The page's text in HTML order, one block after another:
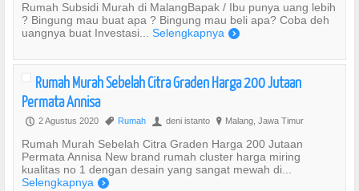
Rumah Subsidi Murah di MalangBapak / Ibu punya uang lebih
? Bingung mau buat apa ? Bingung mau beli apa? Coba deh
uangnya buat Investasi... Selengkapnya )
Rumah Murah Sebelah Citra Graden Harga 200 Jutaan
Permata Annisa
P 2 Agustus 2020 , Rumah U deni istanto ? Malang, Jawa Timur
Rumah Murah Sebelah Citra Graden Harga 200 Jutaan
Permata Annisa New brand rumah cluster harga miring
kualitas no 1 dengan desain yang sangat mewah di...
Selengkapnya )